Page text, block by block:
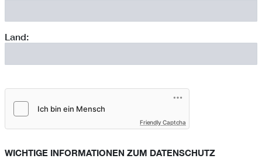
Land:
Friendly Captcha
WICHTIGE INFORMATIONEN ZUM DATENSCHUTZ